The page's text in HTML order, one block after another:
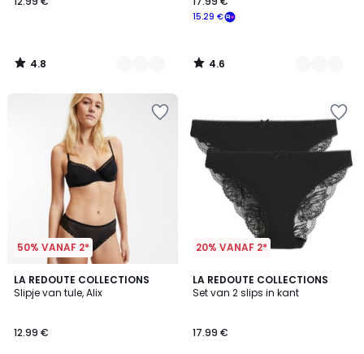
€.
4.8
/
15.29 €
4.6
/
50% VANAF 2*
LA REDOUTE COLLECTIONS
Slipje van tule, Alix
12.99 €
4.8
/ 5
4
Kleuren
20% VANAF 2*
LA REDOUTE COLLECTIONS
Set van 2 slips in kant
17.99 €
4.8
/ 5